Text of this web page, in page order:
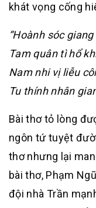
khát vọng cống
“Hoành sóc
Tam quân tì hổ
Nam nhi vị liễu
Tu thính nhân
Bài thơ tỏ lòng
ngôn tứ tuyệt
thơ nhưng lại
bài thơ, Phạm
đội nhà Trần